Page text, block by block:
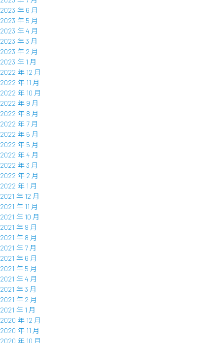
2023 年 6 月
2023 年 5 月
2023 年 4 月
2023 年 3 月
2023 年 2 月
2023 年 1 月
2022 年 12 月
2022 年 11 月
2022 年 10 月
2022 年 9 月
2022 年 8 月
2022 年 7 月
2022 年 6 月
2022 年 5 月
2022 年 4 月
2022 年 3 月
2022 年 2 月
2022 年 1 月
2021 年 12 月
2021 年 11 月
2021 年 10 月
2021 年 9 月
2021 年 8 月
2021 年 7 月
2021 年 6 月
2021 年 5 月
2021 年 4 月
2021 年 3 月
2021 年 2 月
2021 年 1 月
2020 年 12 月
2020 年 11 月
2020 年 10 月